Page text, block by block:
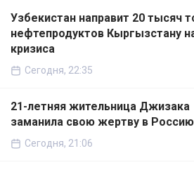
Узбекистан направит 20 тысяч
нефтепродуктов Кыргызстану
кризиса
Сегодня, 22:35
21-летняя жительница Джизака
заманила свою жертву в Россию
Сегодня, 21:06